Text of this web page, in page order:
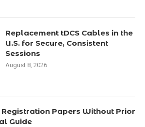
Replacement tDCS Cables in the
U.S. for Secure, Consistent
Sessions
August 8, 2026
Registration Papers Without Prior
Guide